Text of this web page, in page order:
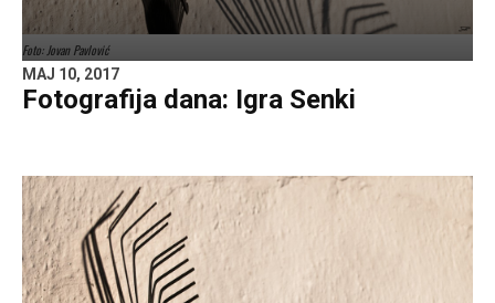
Foto: Jovan Pavlović
MAJ 10, 2017
Fotografija dana: Igra Senki